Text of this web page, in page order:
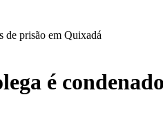
de prisão em Quixadá
é